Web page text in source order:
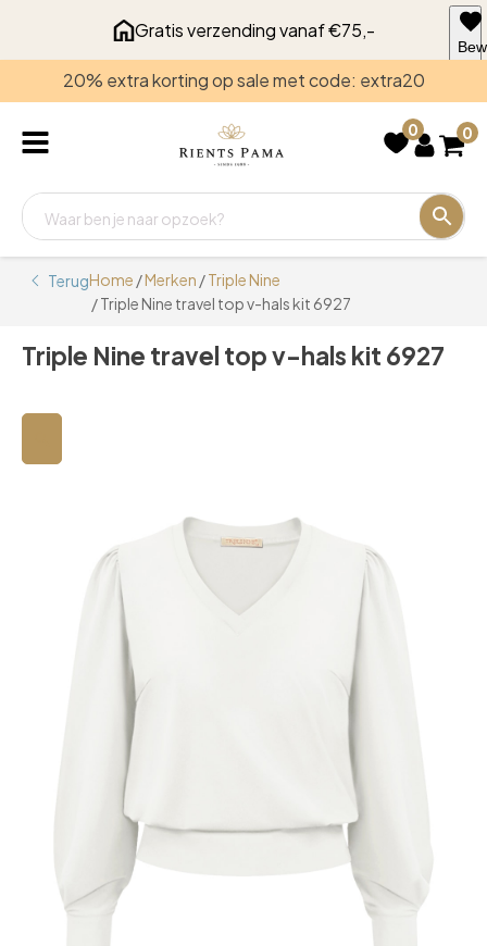
Gratis verzending vanaf €75,-
20% extra korting op sale met code: extra20
0 0
TerugHome /Merken /Triple Nine
/ Triple Nine travel top v-hals kit 6927
Triple Nine travel top v-hals kit 6927
voor